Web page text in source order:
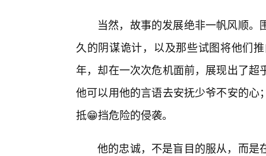
当然，故事的发展绝非一帆风顺
久的阴谋诡计，以及那些试图将他们
年，却在一次次危机面前，展现出了
他可以用他的言语去安抚少爷不安的
抵😁挡危险的侵袭。
他的忠诚，不是盲目的服从，而是